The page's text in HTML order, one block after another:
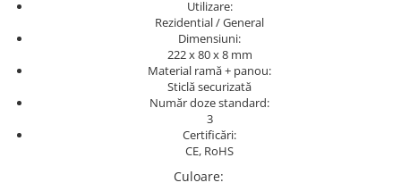
SKODA
TOYOTA
VW/SEAT/SKODA
Utilizare:
Rezidential / General
Dimensiuni:
222 x 80 x 8 mm
Material ramă + panou:
Sticlă securizată
Număr doze standard:
3
Certificări:
CE, RoHS
Culoare: